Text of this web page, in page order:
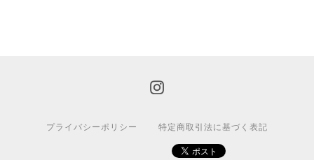
プライバシーポリシー 特定商取引法に基づく表記